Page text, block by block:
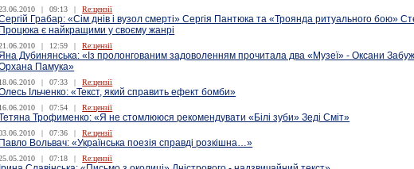
| 09:13 | Re:цензії
Грабар: «Сім днів і вузол смерті» Сергія Пантюка та «Троянда ритуального бою»
Процюка є найкращими у своєму жанрі
| 12:59 | Re:цензії
Дубинянська: «Із пролонгованим задоволенням прочитала два «Музеї» - Оксани
Памука»
18.06.2010 | 07:33 | Re:цензії
Ільченко: «Текст, який справить ефект бомби»
16.06.2010 | 07:54 | Re:цензії
Трофименко: «Я не стомлююся рекомендувати «Білі зуби» Зеді Сміт»
| 07:36 | Re:цензії
Павло Вольвач: «Українська поезія справді розкішна…»
| 07:18 | Re:цензії